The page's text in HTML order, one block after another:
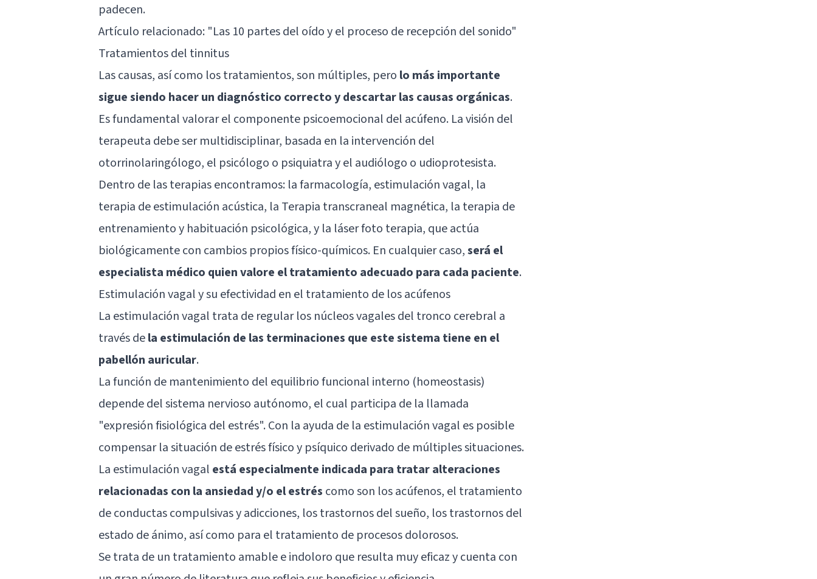
padecen.
Artículo relacionado: "Las 10 partes del oído y el proceso de recepción del sonido"
Tratamientos del tinnitus
Las causas, así como los tratamientos, son múltiples, pero lo más importante
sigue siendo hacer un diagnóstico correcto y descartar las causas orgánicas.
Es fundamental valorar el componente psicoemocional del acúfeno. La visión del
terapeuta debe ser multidisciplinar, basada en la intervención del
otorrinolaringólogo, el psicólogo o psiquiatra y el audiólogo o udioprotesista.
Dentro de las terapias encontramos: la farmacología, estimulación vagal, la
terapia de estimulación acústica, la Terapia transcraneal magnética, la terapia de
entrenamiento y habituación psicológica, y la láser foto terapia, que actúa
biológicamente con cambios propios físico-químicos. En cualquier caso,será el
especialista médico quien valore el tratamiento adecuado para cada paciente.
Estimulación vagal y su efectividad en el tratamiento de los acúfenos
La estimulación vagal trata de regular los núcleos vagales del tronco cerebral a
través dela estimulación de las terminaciones que este sistema tiene en el
pabellón auricular.
La función de mantenimiento del equilibrio funcional interno (homeostasis)
depende delsistema nervioso autónomo, el cual participa de la llamada
"expresión fisiológica del estrés". Con la ayuda de la estimulación vagal es posible
compensar la situación de estrés físico y psíquico derivado de múltiples situaciones.
La estimulación vagal está especialmente indicada para tratar alteraciones
relacionadas con la ansiedad y/o el estrés como son los acúfenos, el tratamiento
de conductas compulsivas y adicciones, los trastornos del sueño, los trastornos del
estado de ánimo, así como para el tratamiento de procesos dolorosos.
Se trata de un tratamiento amable e indoloro que resulta muy eficaz y cuenta con